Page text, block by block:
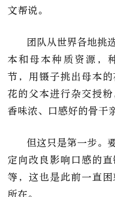
文帮说。
团队从世界各地挑
本和母本种质资源，
节，用镊子挑出母本
花的父本进行杂交授粉
香味浓、口感好的骨干
但这只是第一步。
定向改良影响口感的
等，这也是此前一直
所在。